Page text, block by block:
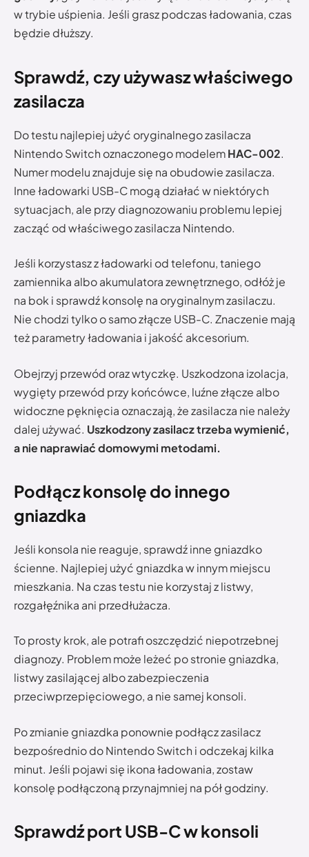
w trybie uśpienia. Jeśli grasz podczas ładowania, czas
będzie dłuższy.
Sprawdź, czy używasz właściwego
zasilacza
Do testu najlepiej użyć oryginalnego zasilacza
Nintendo Switch oznaczonego modelemHAC-002.
Numer modelu znajduje się na obudowie zasilacza.
Inne ładowarki USB-C mogą działać w niektórych
sytuacjach, ale przy diagnozowaniu problemu lepiej
zacząć od właściwego zasilacza Nintendo.
Jeśli korzystasz z ładowarki od telefonu, taniego
zamiennika albo akumulatora zewnętrznego, odłóż je
na bok i sprawdź konsolę na oryginalnym zasilaczu.
Nie chodzi tylko o samo złącze USB-C. Znaczenie mają
też parametry ładowania i jakość akcesorium.
Obejrzyj przewód oraz wtyczkę. Uszkodzona izolacja,
wygięty przewód przy końcówce, luźne złącze albo
widoczne pęknięcia oznaczają, że zasilacza nie należy
dalej używać. Uszkodzony zasilacz trzeba wymienić,
a nie naprawiać domowymi metodami.
Podłącz konsolę do innego
gniazdka
Jeśli konsola nie reaguje, sprawdź inne gniazdko
ścienne. Najlepiej użyć gniazdka w innym miejscu
mieszkania. Na czas testu nie korzystaj z listwy,
rozgałęźnika ani przedłużacza.
To prosty krok, ale potrafi oszczędzić niepotrzebnej
diagnozy. Problem może leżeć po stronie gniazdka,
listwy zasilającej albo zabezpieczenia
przeciwprzepięciowego, a nie samej konsoli.
Po zmianie gniazdka ponownie podłącz zasilacz
bezpośrednio do Nintendo Switch i odczekaj kilka
minut. Jeśli pojawi się ikona ładowania, zostaw
konsolę podłączoną przynajmniej na pół godziny.
Sprawdź port USB-C w konsoli